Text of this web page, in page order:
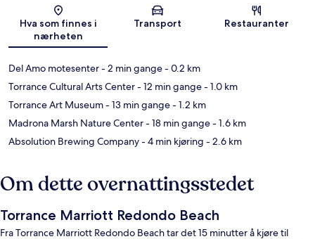
Kart
Hva som finnes i
nærheten
Transport Restauranter
Del Amo motesenter- 2 min gange- 0.2 km
Torrance Cultural Arts Center- 12 min gange- 1.0 km
Torrance Art Museum- 13 min gange- 1.2 km
Madrona Marsh Nature Center- 18 min gange- 1.6 km
Absolution Brewing Company- 4 min kjøring - 2.6 km
Om dette overnattingsstedet
Torrance Marriott Redondo Beach
Fra Torrance Marriott Redondo Beach tar det 15 minutter å kjøre til